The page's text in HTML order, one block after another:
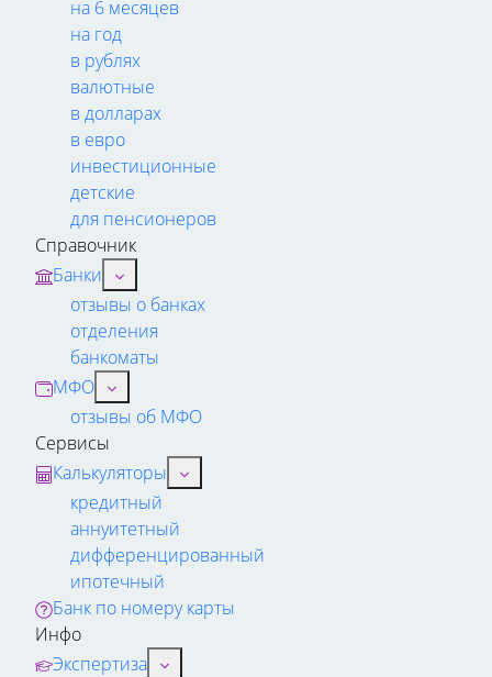
на 6 месяцев
на год
в рублях
валютные
в долларах
в евро
инвестиционные
детские
для пенсионеров
Справочник
Банки
отзывы о банках
отделения
банкоматы
МФО
отзывы об МФО
Сервисы
Калькуляторы
кредитный
аннуитетный
дифференцированный
ипотечный
Банк по номеру карты
Инфо
Экспертиза